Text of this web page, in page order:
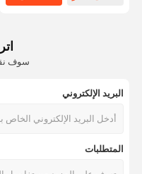
المصنع
القضايا
وسادة رغوة الذاكرة احيط
وسادة كلاسيكية من رغوة
سوف
البريد الإلكتروني
المتطلبات